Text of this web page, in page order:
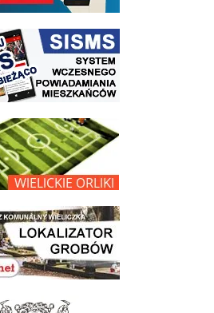
systemu wczesnego ostrzegania mieszkańców SISMS
projektu Wielickie Orliki
grobów na wielickim cmentarzu - grobnet
- Muzeum Żup Krakowskich Wieliczka